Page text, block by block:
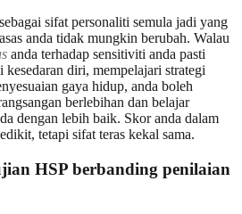
sifat personaliti semula jadi yang
anda tidak mungkin berubah. Walau
anda terhadap sensitiviti anda pasti
diri, mempelajari strategi
gaya hidup, anda boleh
berlebihan dan belajar
dengan lebih baik. Skor anda dalam
tetapi sifat teras kekal sama.
HSP berbanding penilaian